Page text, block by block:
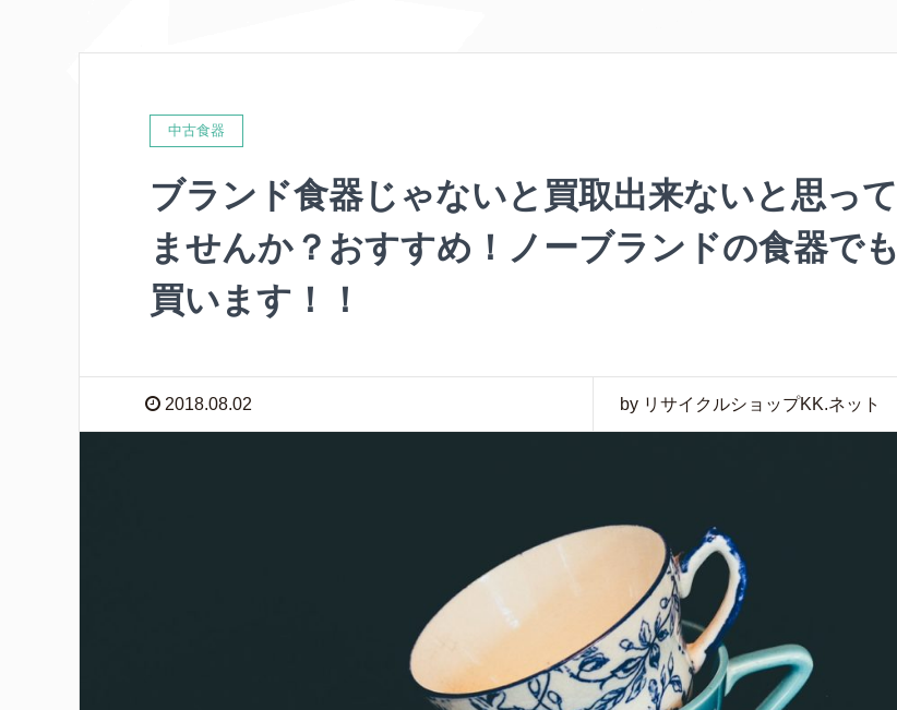
中古食器
ブランド食器じゃないと買取出来ないと思って
ませんか？おすすめ！ノーブランドの食器でも
買います！！
2018.08.02 by リサイクルショップKK.ネット